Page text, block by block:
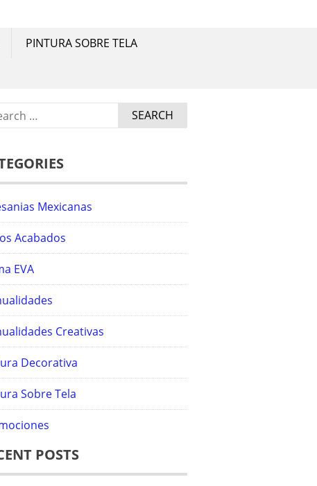
PINTURA SOBRE TELA
Mexicanas
Acabados
EVA
Creativas
Decorativa
Sobre Tela
POSTS